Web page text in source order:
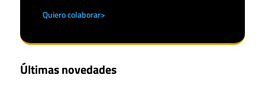
Quiero colaborar>
Últimas novedades